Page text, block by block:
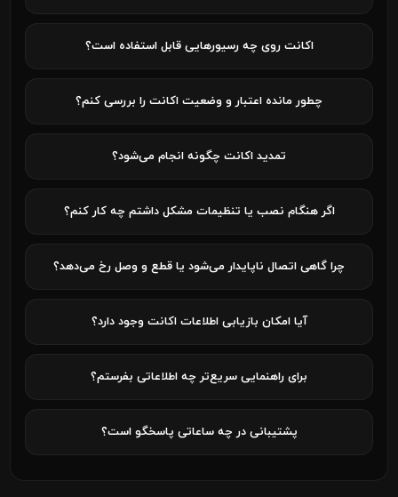
اکانت روی چه رسیورهایی قابل استفاده است؟
چطور مانده اعتبار و وضعیت اکانت را بررسی کنم؟
تمدید اکانت چگونه انجام می‌شود؟
اگر هنگام نصب یا تنظیمات مشکل داشتم چه کار کنم؟
چرا گاهی اتصال ناپایدار می‌شود یا قطع و وصل رخ می‌دهد؟
آیا امکان بازیابی اطلاعات اکانت وجود دارد؟
برای راهنمایی سریع‌تر چه اطلاعاتی بفرستم؟
پشتیبانی در چه ساعاتی پاسخگو است؟